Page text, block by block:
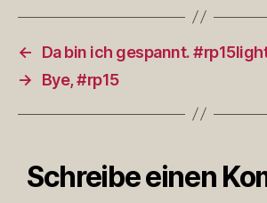
←
Da bin ich gespannt.
→
Bye, #rp15
Schreibe einen